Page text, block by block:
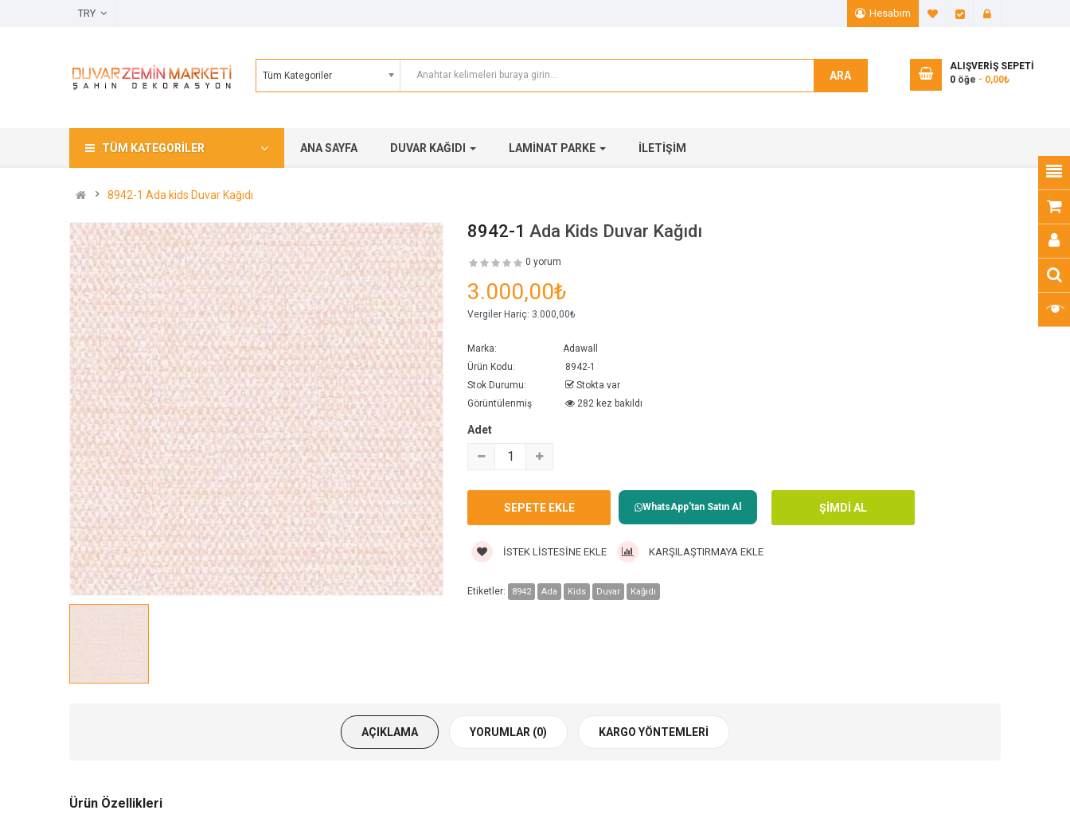
Hesabım A. Listem (0)
Ödeme
Tüm Kategoriler ARA
ALIŞVERIŞ SEPETI
0 öğe - 0,00₺
TÜM KATEGORILER ANA SAYFA DUVAR KAĞIDI LAMINAT PARKE İLETIŞIM
8942-1 Ada kids Duvar Kağıdı
8942-1 Ada Kids Duvar Kağıdı
0 yorum
3.000,00₺
Vergiler Hariç: 3.000,00₺
Marka:
Adawall
Ürün Kodu:
8942-1
Stok Durumu:
Stokta var
Görüntülenmiş
282 kez bakıldı
Adet
WhatsApp'tan Satın Al
İSTEK LISTESINE EKLE KARŞILAŞTIRMAYA EKLE
Etiketler: 8942 Ada Kids Duvar Kağıdı
AÇIKLAMA YORUMLAR (0) KARGO YÖNTEMLERI
Ürün Özellikleri